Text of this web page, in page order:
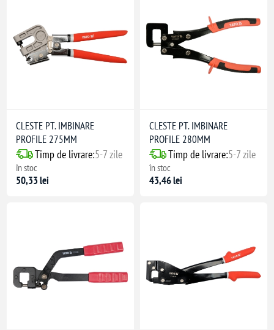
CLESTE PT. IMBINARE
PROFILE 275MM
Timp de livrare:5-7 zile
în stoc
50,33 lei
CLESTE PT. IMBINARE
PROFILE 280MM
Timp de livrare:5-7 zile
în stoc
43,46 lei